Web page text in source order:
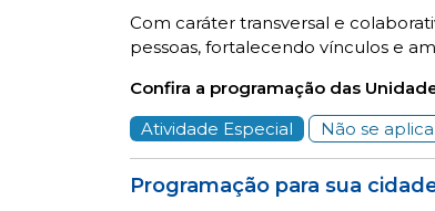
Com caráter transversal e
pessoas, fortalecendo vínculos e
Confira a programação das
Atividade Especial
Não se aplica
Programação para sua